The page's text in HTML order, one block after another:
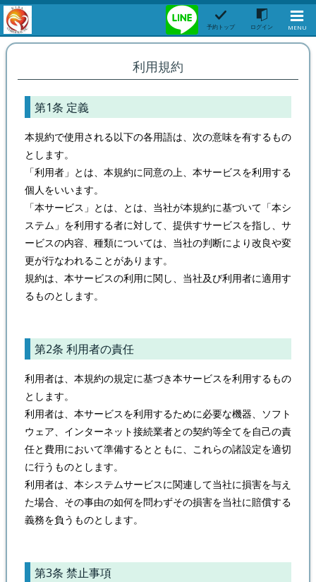
予約トップ ログイン MENU
利用規約
第1条 定義
本規約で使用される以下の各用語は、次の意味を有するもの
とします。
「利用者」とは、本規約に同意の上、本サービスを利用する
個人をいいます。
「本サービス」とは、とは、当社が本規約に基づいて「本シ
ステム」を利用する者に対して、提供すサービスを指し、サ
ービスの内容、種類については、当社の判断により改良や変
更が行なわれることがあります。
規約は、本サービスの利用に関し、当社及び利用者に適用す
るものとします。
第2条 利用者の責任
利用者は、本規約の規定に基づき本サービスを利用するもの
とします。
利用者は、本サービスを利用するために必要な機器、ソフト
ウェア、インターネット接続業者との契約等全てを自己の責
任と費用において準備するとともに、これらの諸設定を適切
に行うものとします。
利用者は、本システムサービスに関連して当社に損害を与え
た場合、その事由の如何を問わずその損害を当社に賠償する
義務を負うものとします。
第3条 禁止事項